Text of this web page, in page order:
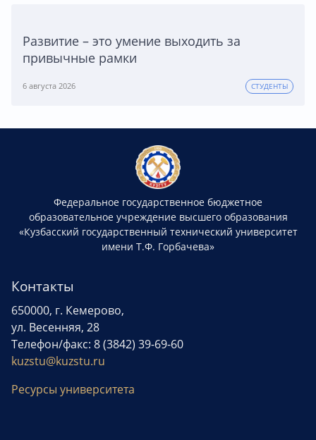
Развитие – это умение выходить за
привычные рамки
6 августа 2026 СТУДЕНТЫ
Федеральное государственное бюджетное
образовательное учреждение высшего образования
«Кузбасский государственный технический университет
имени Т.Ф. Горбачева»
Контакты
650000, г. Кемерово,
ул. Весенняя, 28
Телефон/факс: 8 (3842) 39-69-60
kuzstu@kuzstu.ru
Ресурсы университета